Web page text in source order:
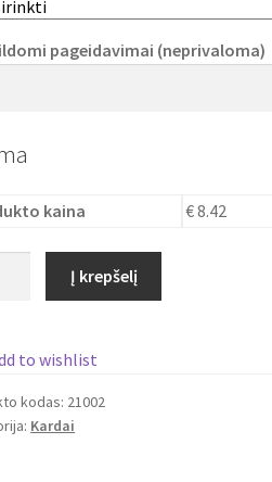
pageidavimai (neprivaloma)
kaina € 8.42
Į krepšelį
to wishlist
kodas: 21002
Kardai